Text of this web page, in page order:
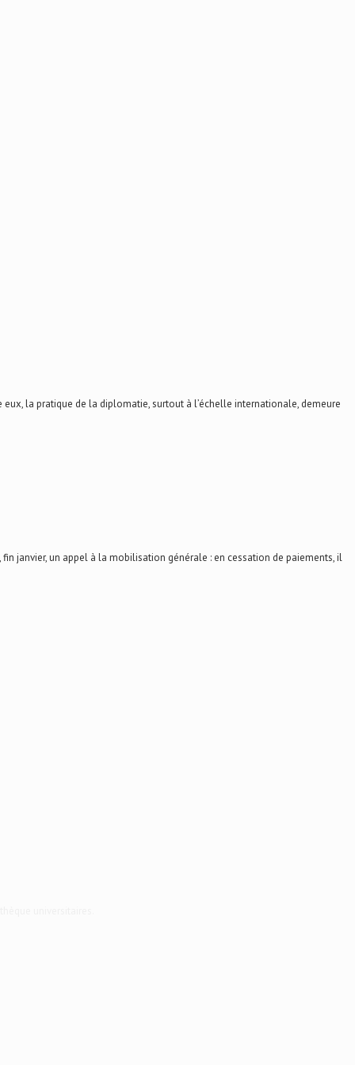
la pratique de la diplomatie, surtout à l’échelle internationale, demeure
fin janvier, un appel à la mobilisation générale : en cessation de paiements, il